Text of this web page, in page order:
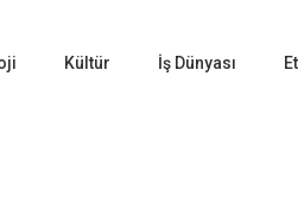
Kültür İş Dünyası